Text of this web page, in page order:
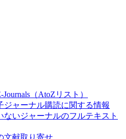
（AtoZリスト）
ジャーナル購読に関する情報
ないジャーナルのフルテキスト
文献取り寄せ